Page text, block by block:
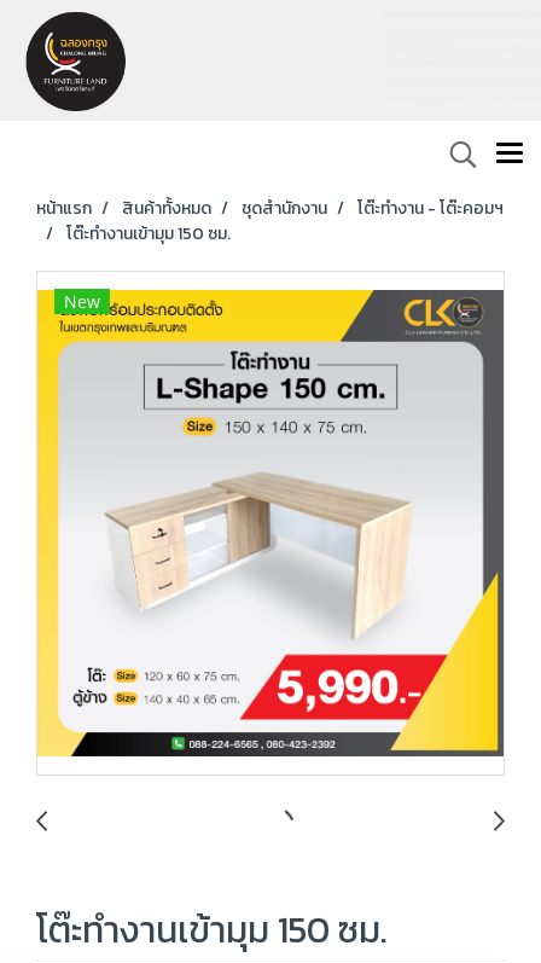
หน้าแรก สินค้าทั้งหมด ชุดสำนักงาน
โต๊ะทำงาน - โต๊ะคอมฯ
โต๊ะทำงานเข้ามุม 150 ซม.
New
โต๊ะทำงานเข้ามุม 150 ซม.